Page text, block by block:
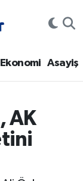
Ekonomi Asayiş
AK